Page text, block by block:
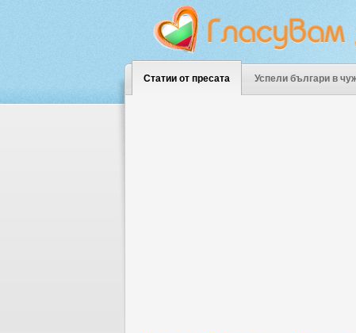
Статии от пресата Успели българи в